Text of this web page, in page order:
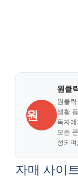
원
원클
원클
생활
독자
모든
성되
자매 사이